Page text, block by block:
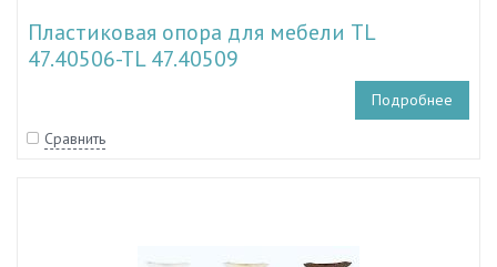
Пластиковая опора для мебели TL
47.40506-TL 47.40509
Подробнее
Сравнить